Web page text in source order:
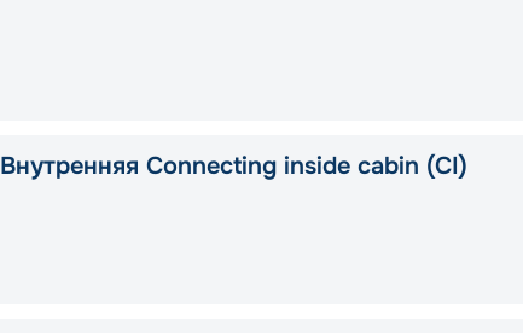
Внутренняя Connecting inside cabin (CI)